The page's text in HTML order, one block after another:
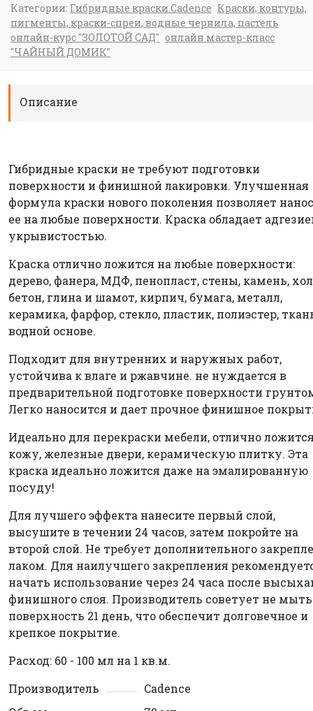
Категории: Гибридные краски Cadence Краски, контуры,
пигменты, краски-спреи, водные чернила, пастель
онлайн-курс "ЗОЛОТОЙ САД" онлайн мастер-класс
"ЧАЙНЫЙ ДОМИК"
Описание
Гибридные краски не требуют подготовки
поверхности и финишной лакировки. Улучшенная
формула краски нового поколения позволяет
ее на любые поверхности. Краска обладает
укрывистостью.
Краска отлично ложится на любые поверхности:
дерево, фанера, МДФ, пенопласт, стены, камень,
бетон, глина и шамот, кирпич, бумага, металл,
керамика, фарфор, стекло, пластик, полиэстер,
водной основе.
Подходит для внутренних и наружных работ,
устойчива к влаге и ржавчине. не нуждается в
предварительной подготовке поверхности
Легко наносится и дает прочное финишное
Идеально для перекраски мебели, отлично
кожу, железные двери, керамическую плитку. Эта
краска идеально ложится даже на эмалированную
посуду!
Для лучшего эффекта нанесите первый слой,
высушите в течении 24 часов, затем покройте на
второй слой. Не требует дополнительного
лаком. Для наилучшего закрепления
начать использование через 24 часа после
финишного слоя. Производитель советует не мыть
поверхность 21 день, что обеспечит долговечное и
крепкое покрытие.
Расход: 60 - 100 мл на 1 кв.м.
Производитель
Cadence